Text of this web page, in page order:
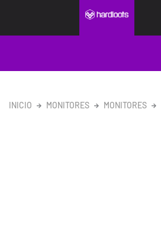
contenido
INICIO MONITORES MONITORES